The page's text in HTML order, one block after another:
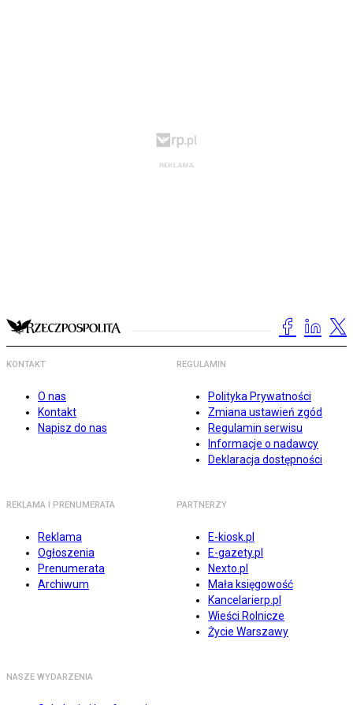
KONTAKT
O nas
Kontakt
Napisz do nas
REGULAMIN
Polityka Prywatności
Zmiana ustawień zgód
Regulamin serwisu
Informacje o nadawcy
Deklaracja dostępności
REKLAMA I PRENUMERATA
Reklama
Ogłoszenia
Prenumerata
Archiwum
PARTNERZY
E-kiosk.pl
E-gazety.pl
Nexto.pl
Mała księgowość
Kancelarierp.pl
Wieści Rolnicze
Życie Warszawy
NASZE WYDARZENIA